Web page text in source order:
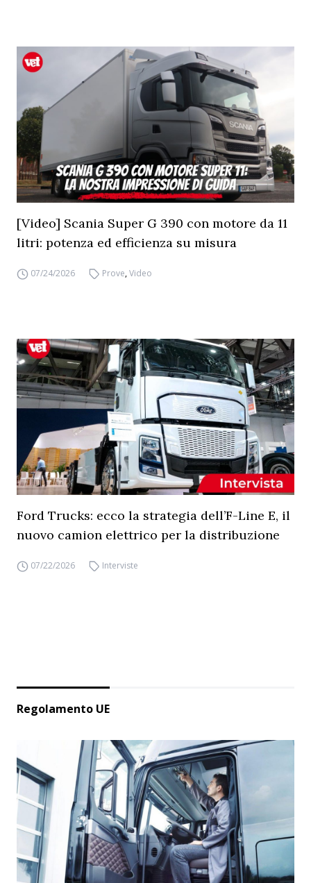
[Video] Scania Super G 390 con motore da 11
litri: potenza ed efficienza su misura
07/24/2026 Prove,Video
Ford Trucks: ecco la strategia dell’F-Line E, il
nuovo camion elettrico per la distribuzione
07/22/2026 Interviste
Regolamento UE